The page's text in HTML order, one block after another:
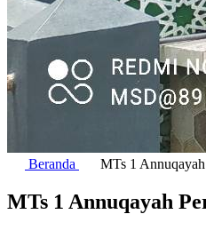
Beranda MTs 1
MTs 1 Annuqayah